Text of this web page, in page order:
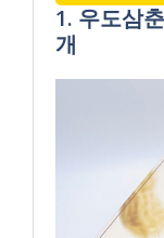
1. 우도삼
개